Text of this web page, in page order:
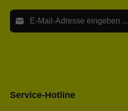
E-Mail-Adresse*
Service-Hotline